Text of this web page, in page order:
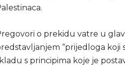
o prekidu vatre u
“prijedloga koji
s principima koje je